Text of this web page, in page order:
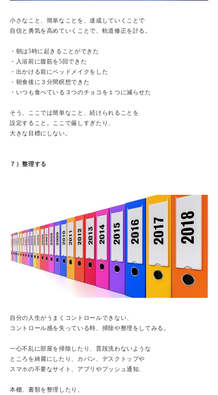
小さなこと、簡単なことを、達成していくことで
自信と勇気を高めていくことで、軌道修正を計る。
・朝は5時に起きることができた
・入浴前に腹筋を5回できた
・出かける前にベッドメイクをした
・朝食後に３分間瞑想できた
・いつも食べている３つのチョコを１つに減らせた
そう、ここでは簡単なこと、続けられることを
設定すること。ここで厳しすぎたり、
大きな目標にしない。
７）整理する
自分の人生がうまくコントロールできない、
コントロール感を失っている時、掃除や整理をしてみる。
一心不乱に部屋を掃除したり、普段洗わないような
ところを綺麗にしたり、カバン、デスクトップや
スマホの不要なサイト、アプリやプッシュ通知、
本棚、書類を整理したり、